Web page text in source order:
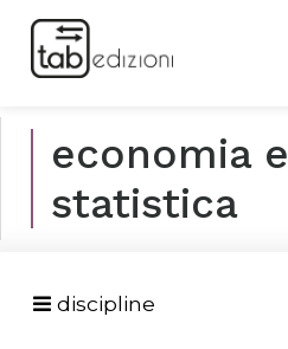
economia e
statistica
discipline